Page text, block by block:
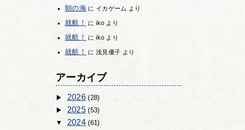
朝の海に イカゲーム より
就航！ に ikoより
就航！ に ikoより
就航！ に 浅見優子 より
アーカイブ
2026(28)
2025(53)
2024(61)